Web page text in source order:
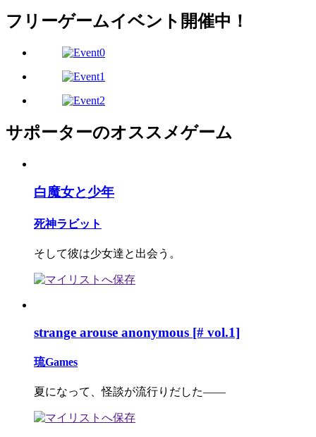
フリーゲームイベント開催中！
サポーターのオススメゲーム
白魔女と少年
死神ラビット
そして彼は少女達と出会う。
strange arouse anonymous [# vol.1]
琉Games
夏になって、怪談が流行りだした――